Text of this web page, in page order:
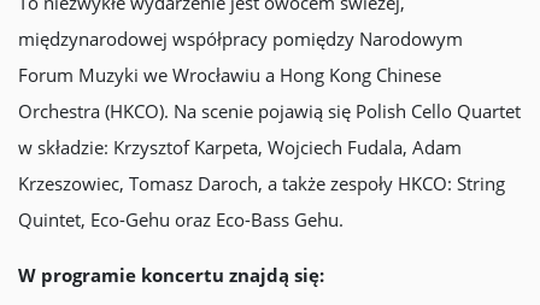
międzynarodowej współpracy pomiędzy Narodowym
Forum Muzyki we Wrocławiu a Hong Kong Chinese
Orchestra (HKCO). Na scenie pojawią się Polish Cello Quartet
w składzie: Krzysztof Karpeta, Wojciech Fudala, Adam
Krzeszowiec, Tomasz Daroch, a także zespoły HKCO: String
Quintet, Eco-Gehu oraz Eco-Bass Gehu.
W programie koncertu znajdą się: